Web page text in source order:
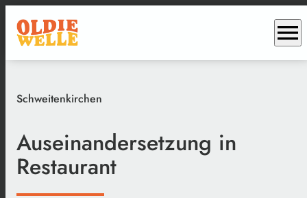
menu
Schweitenkirchen
Auseinandersetzung in
Restaurant